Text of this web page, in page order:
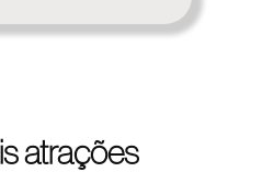
atrações